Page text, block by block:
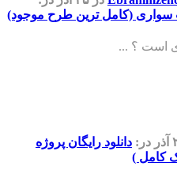
سواری (کامل ترین طرح موجود)
است ؟ ...
در: دانلود رایگان پروژه
کامل )